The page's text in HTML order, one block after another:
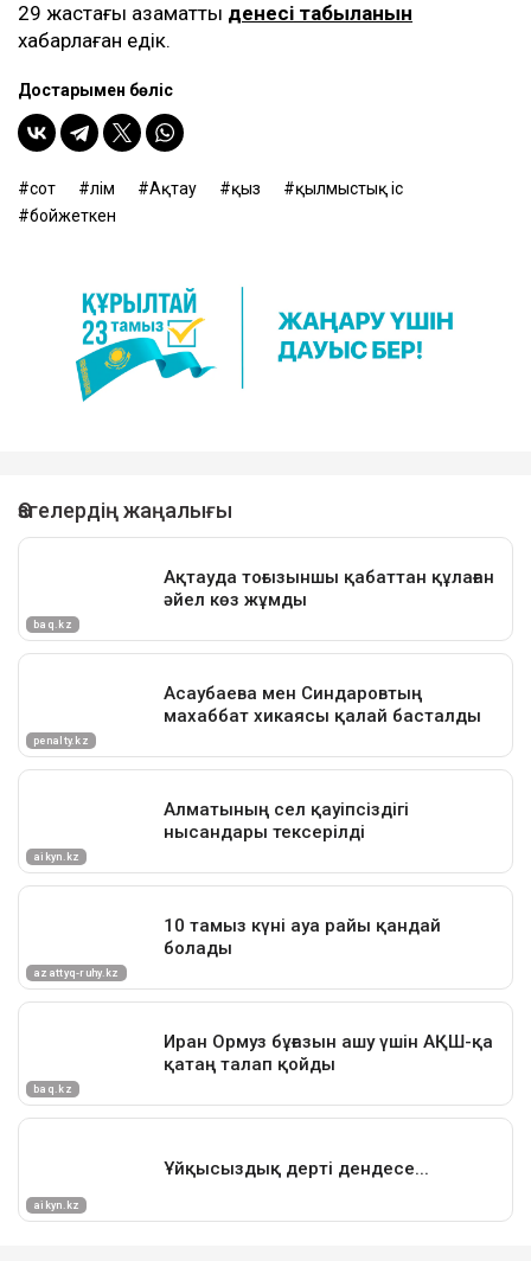
29 жастағы азаматтың денесі табылғанын
хабарлаған едік.
Достарыңмен бөліс
сот өлім Ақтау қыз
қылмыстық іс
бойжеткен